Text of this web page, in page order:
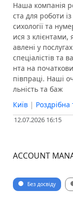
Наша компанія
ста для роботи
сихології та
ися з клієнтами,
авлені у
спеціалістів та
нта на
півпраці. Наші
льність та баж
Київ | Роздрібна
12.07.2026 16:15
ACCOUNT
Без досвіду